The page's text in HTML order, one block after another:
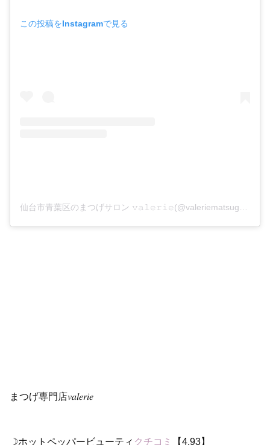
この投稿をInstagramで見る
まつげ専門店𝑣𝑎𝑙𝑒𝑟𝑖𝑒
☽ホットペッパービューティ クチコミ 【4.93】